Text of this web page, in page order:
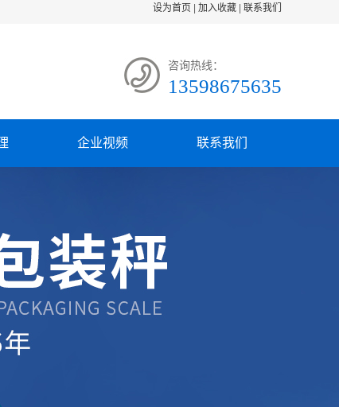
设为首页 加入收藏 联系我们
咨询热线：
13598675635
企业视频 联系我们